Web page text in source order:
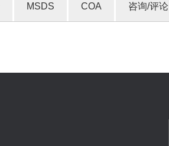
MSDS COA 咨询/评论